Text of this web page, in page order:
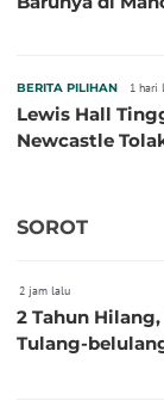
BERITA PILIHAN 1 hari
Lewis Hall
Newcastle
SOROT
2 jam lalu
2 Tahun
Tulang-